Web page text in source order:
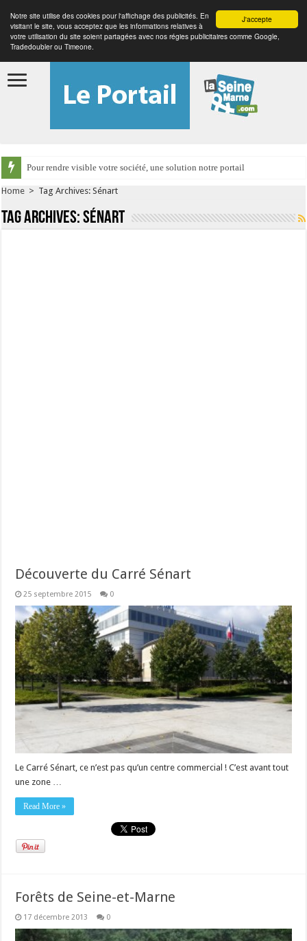
J'accepte
Notre site utilise des cookies pour l'affichage des publicités. En
visitant le site, vous acceptez que les informations relatives à
votre utilisation du site soient partagées avec nos régies publicitaires comme Google,
Tradedoubler ou Timeone.
Pour rendre visible votre société, une solution notre portail
Home > Tag Archives: Sénart
Tag Archives:Sénart
Découverte du Carré Sénart
25 septembre 2015 0
Le Carré Sénart, ce n’est pas qu’un centre commercial ! C’est avant tout
une zone …
Read More »
Forêts de Seine-et-Marne
17 décembre 2013 0